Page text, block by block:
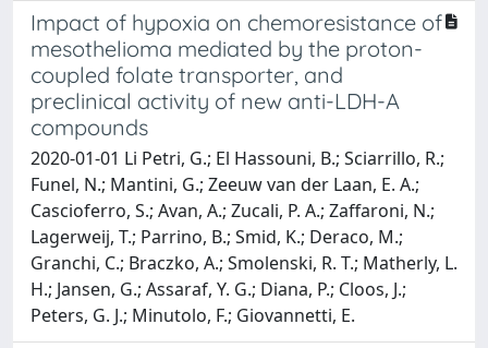
Impact of hypoxia on chemoresistance of
mesothelioma mediated by the proton-
coupled folate transporter, and
preclinical activity of new anti-LDH-A
compounds
2020-01-01 Li Petri, G.; El Hassouni, B.; Sciarrillo, R.;
Funel, N.; Mantini, G.; Zeeuw van der Laan, E. A.;
Cascioferro, S.; Avan, A.; Zucali, P. A.; Zaffaroni, N.;
Lagerweij, T.; Parrino, B.; Smid, K.; Deraco, M.;
Granchi, C.; Braczko, A.; Smolenski, R. T.; Matherly, L.
H.; Jansen, G.; Assaraf, Y. G.; Diana, P.; Cloos, J.;
Peters, G. J.; Minutolo, F.; Giovannetti, E.